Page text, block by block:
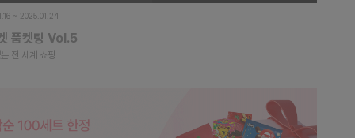
~ 2025.01.24
품켓팅 Vol.5
전 세계 쇼핑